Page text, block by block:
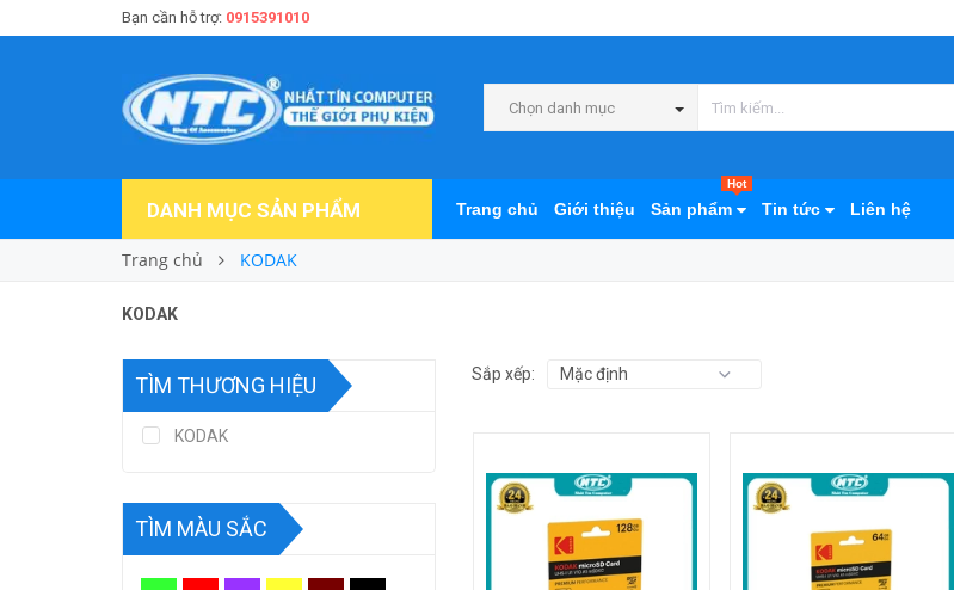
Bạn cần hỗ trợ: 0915391010
Chọn danh mục
DANH MỤC SẢN PHẨM Trang chủ Giới thiệu Sản phẩm
Hot
Tin tức Liên hệ
Trang chủ KODAK
KODAK
Sắp xếp:
TÌM THƯƠNG HIỆU
KODAK
TÌM MÀU SẮC